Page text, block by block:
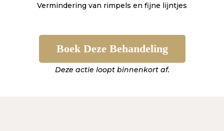
Vermindering van rimpels en fijne lijntjes
Boek Deze Behandeling
Deze actie loopt binnenkort af.